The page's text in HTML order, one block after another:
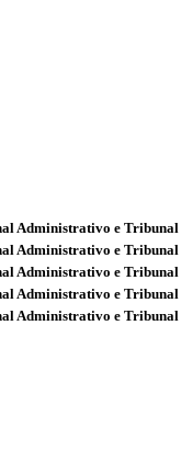
Administrativo e
Administrativo e
Administrativo e
Administrativo e
Administrativo e